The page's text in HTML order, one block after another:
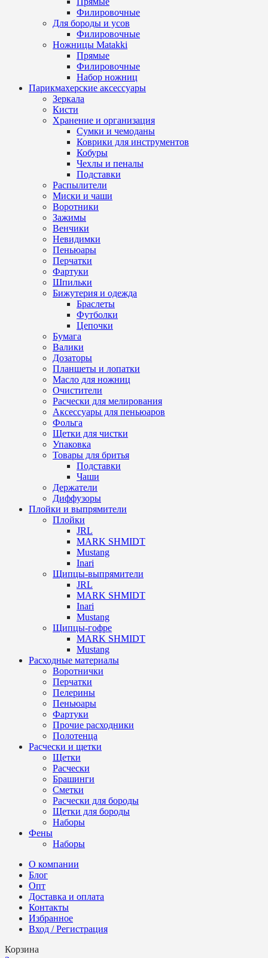
Филировочные
Для бороды и усов
Филировочные
Ножницы Matakki
Прямые
Филировочные
Набор ножниц
Парикмахерские аксессуары
Зеркала
Кисти
Хранение и организация
Сумки и чемоданы
Коврики для инструментов
Кобуры
Чехлы и пеналы
Подставки
Распылители
Миски и чаши
Воротники
Зажимы
Венчики
Невидимки
Пеньюары
Перчатки
Фартуки
Шпильки
Бижутерия и одежда
Браслеты
Футболки
Цепочки
Бумага
Валики
Дозаторы
Планшеты и лопатки
Масло для ножниц
Очистители
Расчески для мелирования
Аксессуары для пеньюаров
Фольга
Щетки для чистки
Упаковка
Товары для бритья
Подставки
Чаши
Держатели
Диффузоры
Плойки и выпрямители
Плойки
JRL
MARK SHMIDT
Mustang
Inari
Щипцы-выпрямители
JRL
MARK SHMIDT
Inari
Mustang
Щипцы-гофре
MARK SHMIDT
Mustang
Расходные материалы
Воротнички
Перчатки
Пелерины
Пеньюары
Фартуки
Прочие расходники
Полотенца
Расчески и щетки
Щетки
Расчески
Брашинги
Сметки
Расчески для бороды
Щетки для бороды
Наборы
Фены
Наборы
О компании
Блог
Опт
Доставка и оплата
Контакты
Избранное
Вход / Регистрация
Корзина